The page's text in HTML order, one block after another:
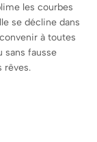
les courbes
se décline dans
à toutes
sans fausse
rêves.